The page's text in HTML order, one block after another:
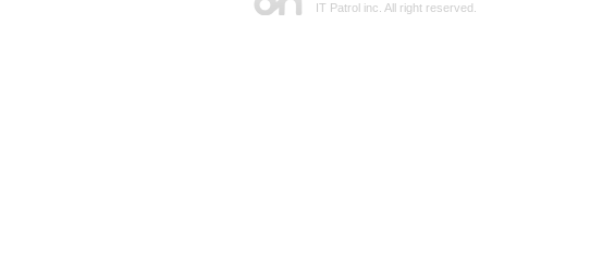
IT Patrol inc. All right reserved.